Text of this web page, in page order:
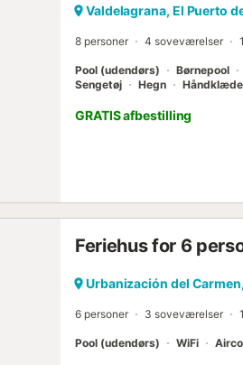
Valdelagrana, El Puerto
8 personer 4 soveværelser
Pool (udendørs) Børnepool
Sengetøj
Hegn
GRATIS afbestilling
Feriehus for 6
Urbanización del
6 personer 3 soveværelser
Pool (udendørs) WiFi